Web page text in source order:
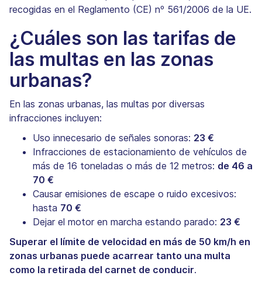
recogidas en el Reglamento (CE) nº 561/2006 de la UE.
¿Cuáles son las tarifas de
las multas en las zonas
urbanas?
En las zonas urbanas, las multas por diversas
infracciones incluyen:
Uso innecesario de señales sonoras: 23 €
Infracciones de estacionamiento de vehículos de
más de 16 toneladas o más de 12 metros: de 46 a
70 €
Causar emisiones de escape o ruido excesivos:
hasta 70 €
Dejar el motor en marcha estando parado: 23 €
Superar el límite de velocidad en más de 50 km/h en
zonas urbanas puede acarrear tanto una multa
como la retirada del carnet de conducir.